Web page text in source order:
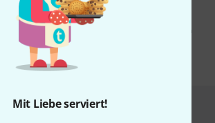
Mit Liebe serviert!
anmelden“ stimmen Sie dem Erhalt von E-Mail-
Messung des E-Mail-Nutzungsverhaltens zu. Die
möglich. Weitere Informationen finden Sie in
unseren
Datenschutzhinweisen
* Pflichtfeld
& bezahlen